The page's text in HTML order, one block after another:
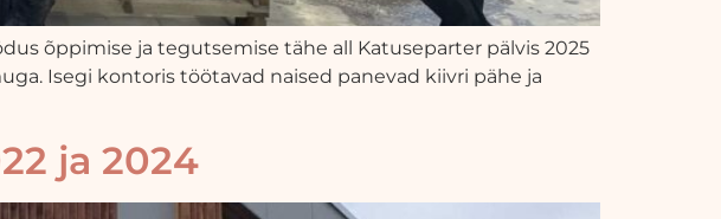
õppimise ja tegutsemise tähe all Katuseparter pälvis 2025
Isegi kontoris töötavad naised panevad kiivri pähe ja
ja 2024